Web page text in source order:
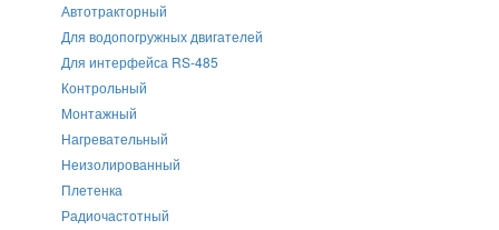
Автотракторный
Для водопогружных двигателей
Для интерфейса RS-485
Контрольный
Монтажный
Нагревательный
Неизолированный
Плетенка
Радиочастотный